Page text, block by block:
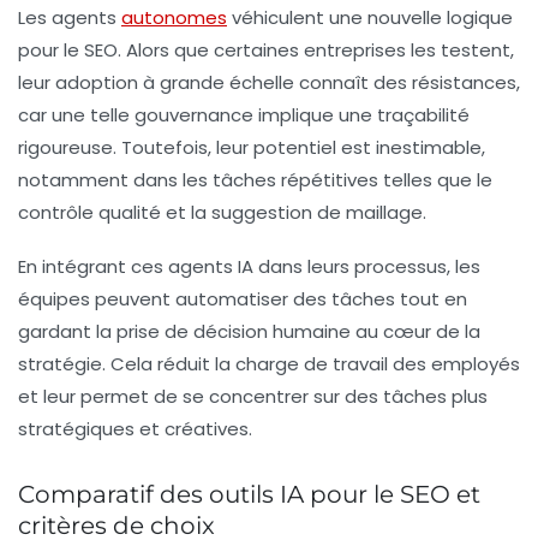
Les agents autonomes véhiculent une nouvelle logique
pour le SEO. Alors que certaines entreprises les testent,
leur adoption à grande échelle connaît des résistances,
car une telle gouvernance implique une traçabilité
rigoureuse. Toutefois, leur potentiel est inestimable,
notamment dans les tâches répétitives telles que le
contrôle qualité et la suggestion de maillage.
En intégrant ces agents IA dans leurs processus, les
équipes peuvent automatiser des tâches tout en
gardant la prise de décision humaine au cœur de la
stratégie. Cela réduit la charge de travail des employés
et leur permet de se concentrer sur des tâches plus
stratégiques et créatives.
Comparatif des outils IA pour le SEO et
critères de choix